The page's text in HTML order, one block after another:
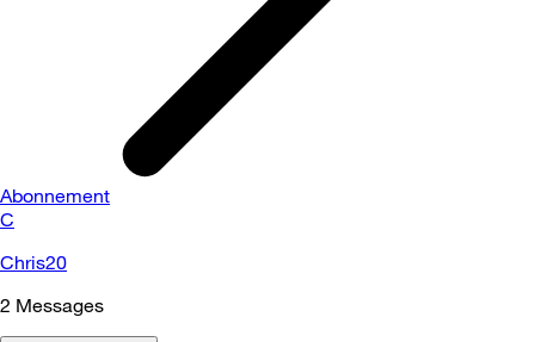
Abonnement
C
Chris20
2 Messages